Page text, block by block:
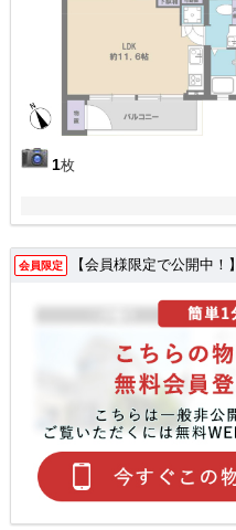
1枚
会員限定 【会員様限定で公開中！】